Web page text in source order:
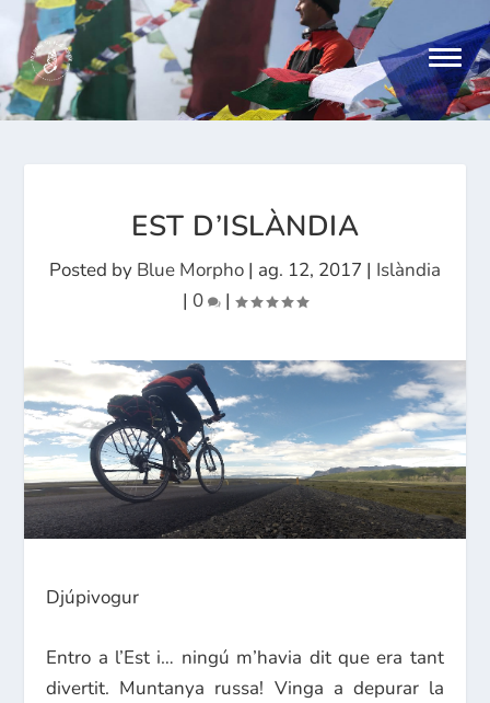
EST D’ISLÀNDIA
Posted by Blue Morpho | ag. 12, 2017 | Islàndia
| 0 |
Djúpivogur
Entro a l’Est i… ningú m’havia dit que era tant
divertit. Muntanya russa! Vinga a depurar la